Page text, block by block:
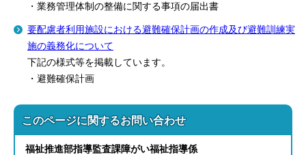
・業務管理体制の整備に関する事項の届出書
要配慮者利用施設における避難確保計画の作成及び避難訓練実
施の義務化について
下記の様式等を掲載しています。
・避難確保計画
このページに関するお問い合わせ
福祉推進部指導監査課障がい福祉指導係